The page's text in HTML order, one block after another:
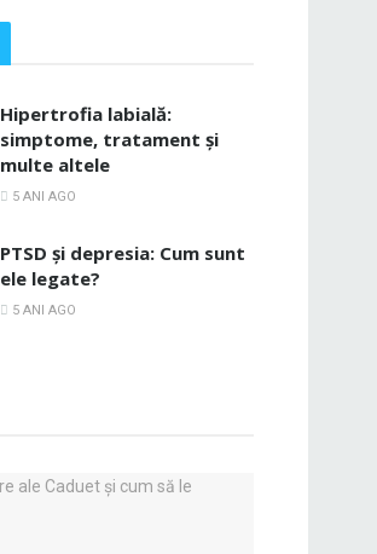
Hipertrofia labială:
simptome, tratament și
multe altele
5 ANI AGO
PTSD și depresia: Cum sunt
ele legate?
5 ANI AGO